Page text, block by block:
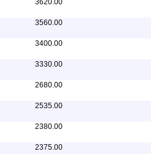
3620.00
3560.00
3400.00
3330.00
2680.00
2535.00
2380.00
2375.00